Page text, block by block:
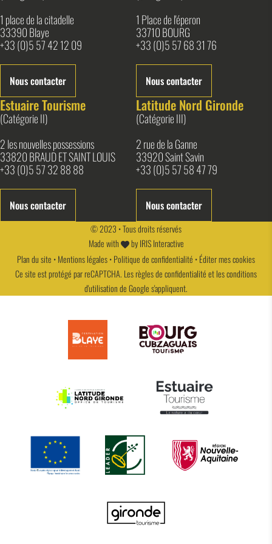
1 place de la citadelle
33390 Blaye
+33 (0)5 57 42 12 09
Nous contacter
1 Place de l'éperon
33710 BOURG
+33 (0)5 57 68 31 76
Nous contacter
Estuaire Tourisme
(Catégorie II)
2 les nouvelles possessions
33820 BRAUD ET SAINT LOUIS
+33 (0)5 57 32 88 88
Nous contacter
Latitude Nord Gironde
(Catégorie III)
2 rue de la Ganne
33920 Saint Savin
+33 (0)5 57 58 47 79
Nous contacter
© 2023 • Tous droits réservés
Made with
byIRIS Interactive
Plan du site •Mentions légales•Politique de confidentialité •Éditer mes cookies
Ce site est protégé par reCAPTCHA. Lesrègles de confidentialitéet lesconditions
d'utilisationde Google s'appliquent.